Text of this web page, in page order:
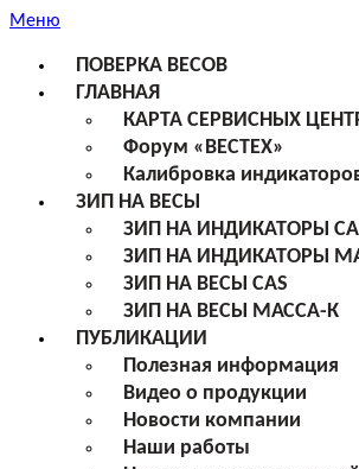
Меню
ПОВЕРКА ВЕСОВ
ГЛАВНАЯ
КАРТА СЕРВИСНЫХ
Форум «ВЕСТЕХ»
Калибровка
ЗИП НА ВЕСЫ
ЗИП НА ИНДИКАТОРЫ
ЗИП НА ИНДИКАТОРЫ
ЗИП НА ВЕСЫ CAS
ЗИП НА ВЕСЫ МАССА-К
ПУБЛИКАЦИИ
Полезная информация
Видео о продукции
Новости компании
Наши работы